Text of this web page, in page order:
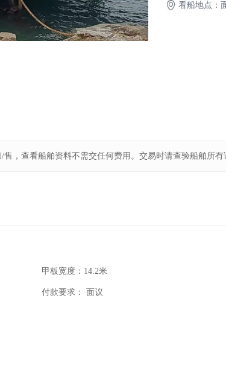
看船地点：
，查看船舶资料不需交任何费用。交易时请查验船舶所有
甲板宽度： 14.2米
付款要求： 面议